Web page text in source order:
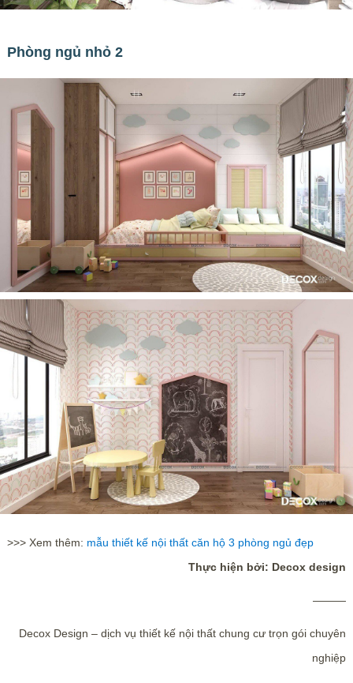
Phòng ngủ nhỏ 2
>>> Xem thêm: mẫu thiết kế nội thất căn hộ 3 phòng ngủ đẹp
Thực hiện bởi: Decox design
———
Decox Design – dịch vụ thiết kế nội thất chung cư trọn gói chuyên
nghiệp